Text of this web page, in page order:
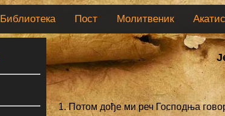
Библиотека Пост Молитвеник
1. Потом дође ми реч Господња